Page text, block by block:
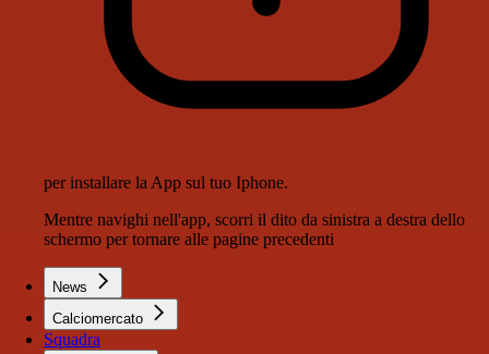
per installare la App sul tuo Iphone.
Mentre navighi nell'app, scorri il dito da sinistra a destra dello
schermo per tornare alle pagine precedenti
News
Calciomercato
Squadra